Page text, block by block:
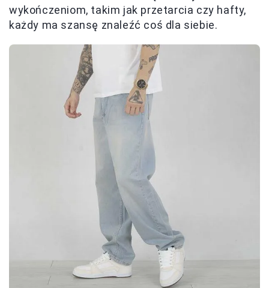
wykończeniom, takim jak przetarcia czy hafty,
każdy ma szansę znaleźć coś dla siebie.